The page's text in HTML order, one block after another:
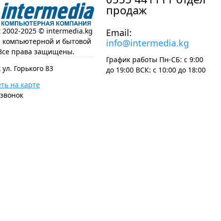
2002-2025 © intermedia.kg
компьютерной и бытовой
права защищены.
Горького 83
на карте
продаж
Email:
info@intermedia.kg
График работы Пн-СБ: с 9:00
до 19:00 ВСК: с 10:00 до 18:00